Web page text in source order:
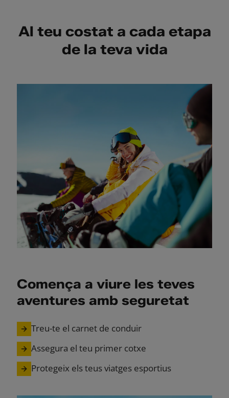
Al teu costat a cada etapa
de la teva vida
Comença a viure les teves
aventures amb seguretat
Treu-te el carnet de conduir
Assegura el teu primer cotxe
Protegeix els teus viatges esportius